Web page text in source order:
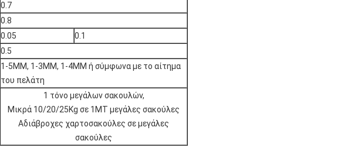
0.7
0.8
0.05
0.1
0.5
1-5MM, 1-3MM, 1-4MM ή σύμφωνα με το αίτημα
του πελάτη
1 τόνο μεγάλων σακουλών,
Μικρά 10/20/25Kg σε 1MT μεγάλες σακούλες
Αδιάβροχες χαρτοσακούλες σε μεγάλες
σακούλες